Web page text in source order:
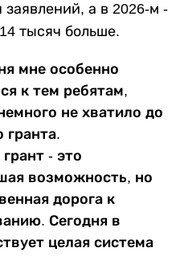
а в 2026-м -
тысяч больше.
мне особенно
к тем ребятам,
не хватило до
гранта.
- это
возможность, но
дорога к
Сегодня в
целая система